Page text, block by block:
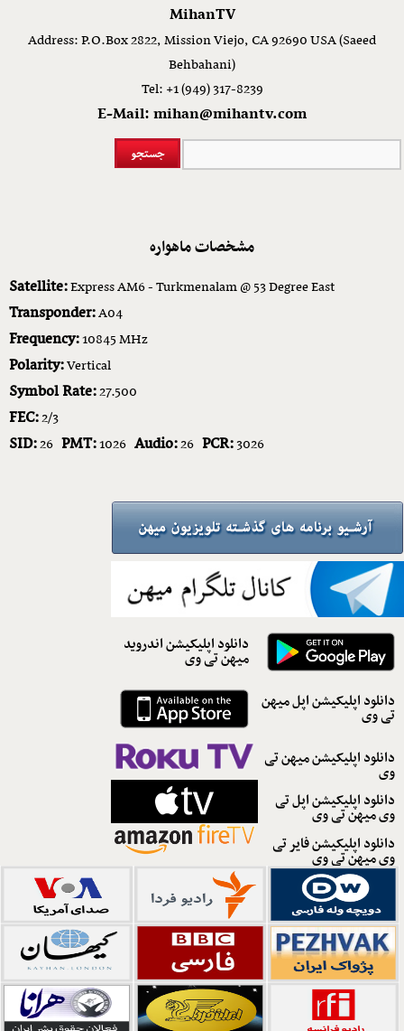
MihanTV
Address: P.O.Box 2822, Mission Viejo, CA 92690 USA (Saeed
Behbahani)
Tel: +1 (949) 317-8239
E-Mail: mihan@mihantv.com
مشخصات ماهواره
Satellite:Express AM6 - Turkmenalam @ 53 Degree East
Transponder:A04
Frequency:10845 MHz
Polarity:Vertical
Symbol Rate:27.500
FEC:2/3
SID:26 PMT:1026 Audio:26 PCR:3026
دانلود اپلیکیشن اندروید
میهن تی وی
دانلود اپلیکیشن اپل میهن
تی وی
دانلود اپلیکیشن میهن تی
وی
دانلود اپلیکیشن اپل تی
وی میهن تی وی
دانلود اپلیکیشن فایر تی
وی میهن تی وی